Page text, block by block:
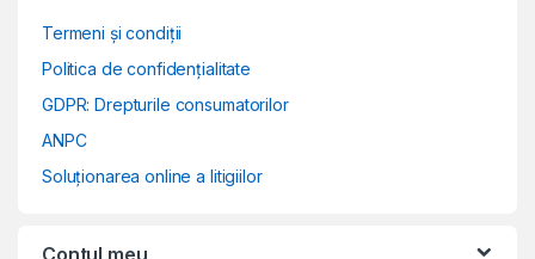
Termeni și condiții
Politica de confidențialitate
GDPR: Drepturile consumatorilor
ANPC
Soluționarea online a litigiilor